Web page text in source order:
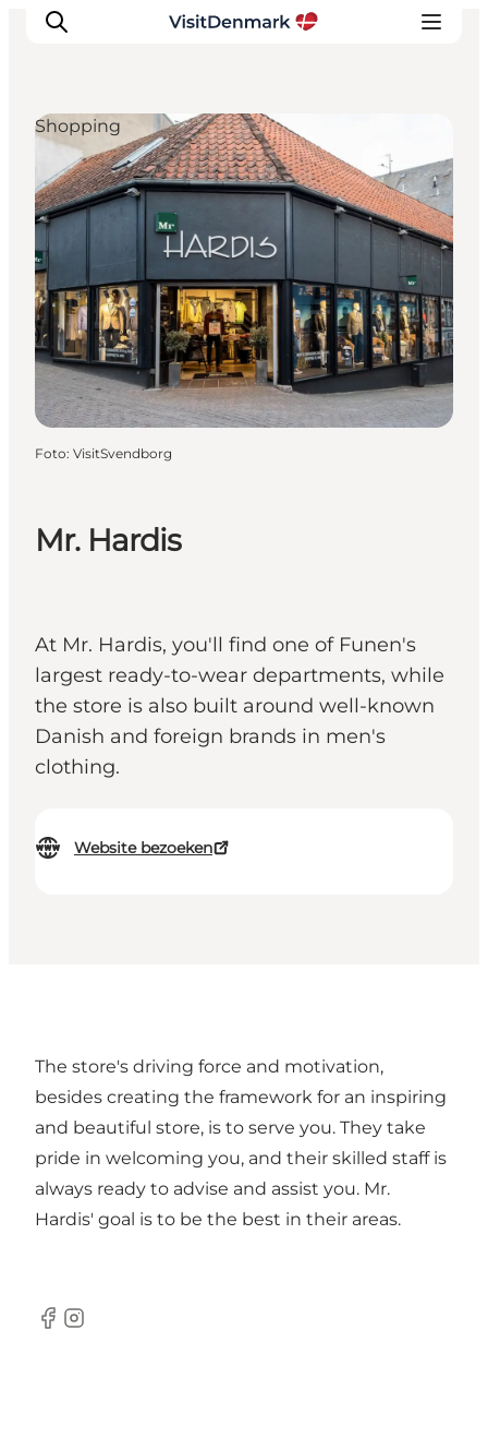
Inspiratie
Bestemmingen
Wat te doen
Accommodaties
Plan je reis
Mr. Hardis
At Mr. Hardis, you'll find one of Funen's
largest ready-to-wear departments, while
the store is also built around well-known
Danish and foreign brands in men's
clothing.
Website bezoeken
Shopping
Foto: VisitSvendborg
The store's driving force and motivation,
besides creating the framework for an inspiring
and beautiful store, is to serve you. They take
pride in welcoming you, and their skilled staff is
always ready to advise and assist you. Mr.
Hardis' goal is to be the best in their areas.
Facebook
Instagram